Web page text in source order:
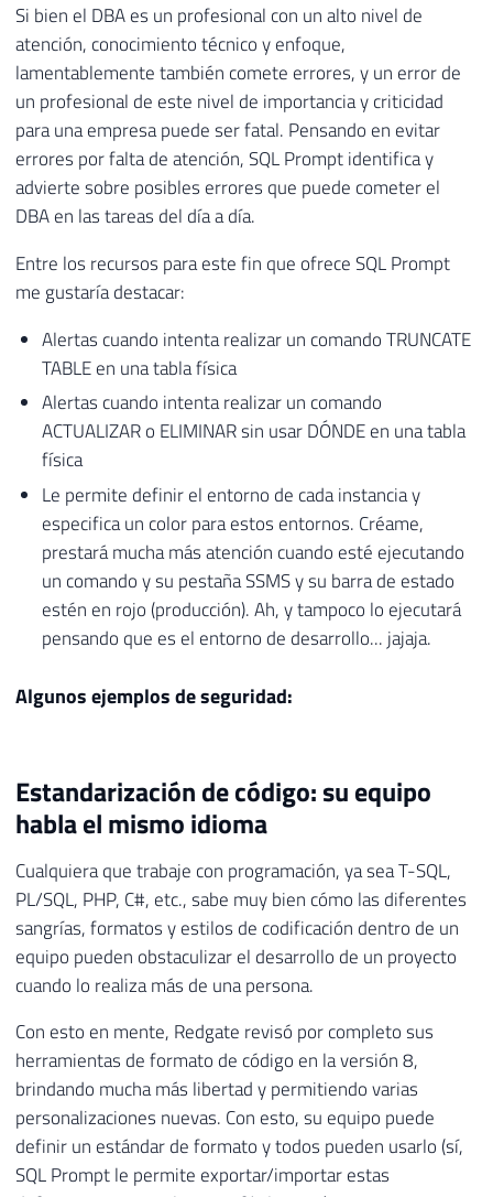
Si bien el DBA es un profesional con un alto nivel de
atención, conocimiento técnico y enfoque,
lamentablemente también comete errores, y un error de
un profesional de este nivel de importancia y criticidad
para una empresa puede ser fatal. Pensando en evitar
errores por falta de atención, SQL Prompt identifica y
advierte sobre posibles errores que puede cometer el
DBA en las tareas del día a día.
Entre los recursos para este fin que ofrece SQL Prompt
me gustaría destacar:
Alertas cuando intenta realizar un comando TRUNCATE
TABLE en una tabla física
Alertas cuando intenta realizar un comando
ACTUALIZAR o ELIMINAR sin usar DÓNDE en una tabla
física
Le permite definir el entorno de cada instancia y
especifica un color para estos entornos. Créame,
prestará mucha más atención cuando esté ejecutando
un comando y su pestaña SSMS y su barra de estado
estén en rojo (producción). Ah, y tampoco lo ejecutará
pensando que es el entorno de desarrollo... jajaja.
Algunos ejemplos de seguridad:
Estandarización de código: su equipo
habla el mismo idioma
Cualquiera que trabaje con programación, ya sea T-SQL,
PL/SQL, PHP, C#, etc., sabe muy bien cómo las diferentes
sangrías, formatos y estilos de codificación dentro de un
equipo pueden obstaculizar el desarrollo de un proyecto
cuando lo realiza más de una persona.
Con esto en mente, Redgate revisó por completo sus
herramientas de formato de código en la versión 8,
brindando mucha más libertad y permitiendo varias
personalizaciones nuevas. Con esto, su equipo puede
definir un estándar de formato y todos pueden usarlo (sí,
SQL Prompt le permite exportar/importar estas